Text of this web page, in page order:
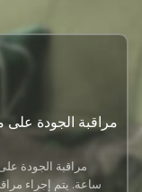
ساعة. يتم إجراء